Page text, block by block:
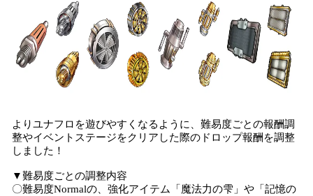
よりユナフロを遊びやすくなるように、難易度ごとの報酬調
整やイベントステージをクリアした際のドロップ報酬を調整
しました！
▼難易度ごとの調整内容
〇難易度Normalの、強化アイテム「魔法力の雫」や「記憶の